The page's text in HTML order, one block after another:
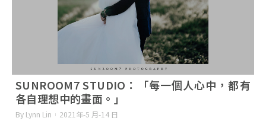
SUNROOM7 STUDIO：「每一個人心中，都有
各自理想中的畫面。」
By Lynn Lin 2021年-5 月-14 日